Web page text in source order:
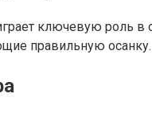
ключевую роль в
правильную